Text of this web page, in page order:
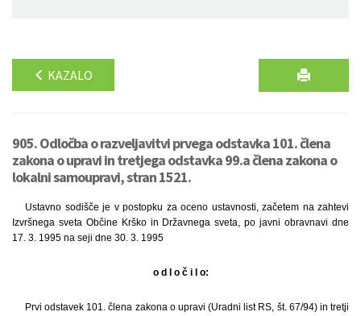
KAZALO
905. Odločba o razveljavitvi prvega odstavka 101. člena
zakona o upravi in tretjega odstavka 99.a člena zakona o
lokalni samoupravi, stran 1521.
Ustavno sodišče je v postopku za oceno ustavnosti, začetem na zahtevi
Izvršnega sveta Občine Krško in Državnega sveta, po javni obravnavi dne
17. 3. 1995 na seji dne 30. 3. 1995
o d l o č i l o:
Prvi odstavek 101. člena zakona o upravi (Uradni list RS, št. 67/94) in tretji